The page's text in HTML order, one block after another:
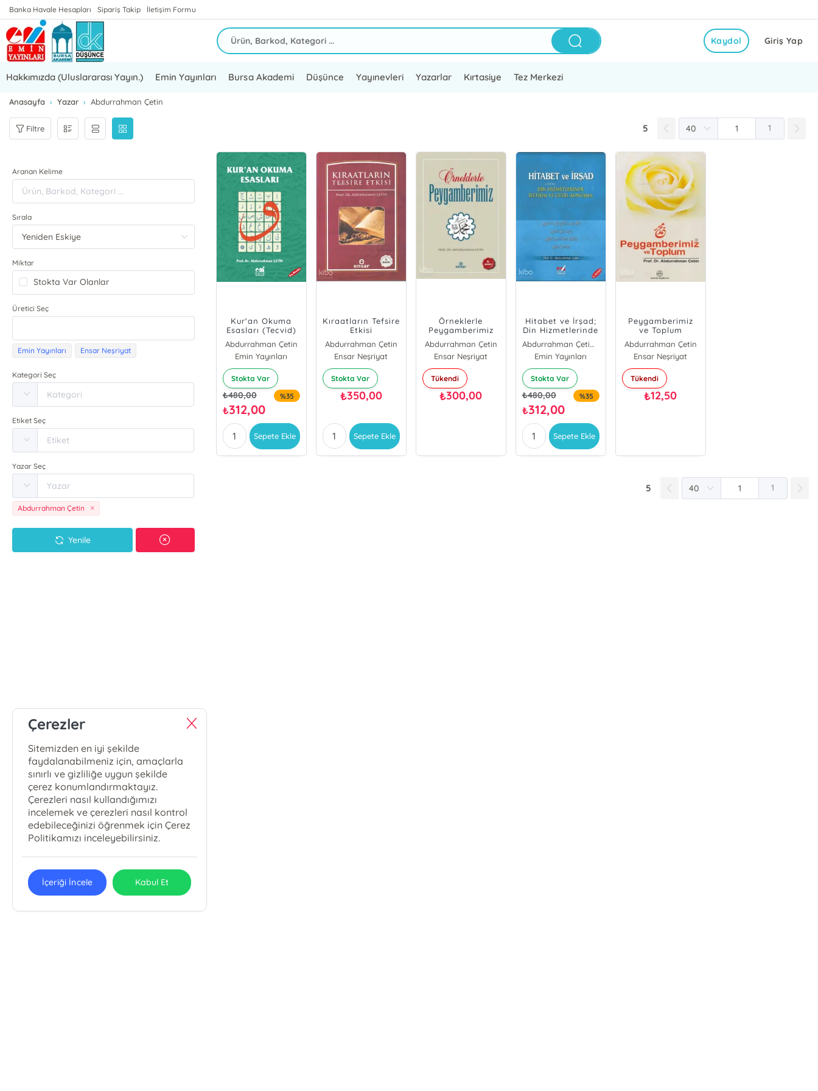
Banka Havale Hesapları Sipariş Takip İletişim Formu
Giriş Yap
Kaydol
Hakkımızda (Uluslararası Yayın.) Emin Yayınları Bursa Akademi Düşünce Yayınevleri Yazarlar Kırtasiye Tez Merkezi
Anasayfa Yazar Abdurrahman Çetin
Filtre 5 1
Aranan Kelime
Sırala
Miktar
Stokta Var Olanlar
Üretici Seç
Emin Yayınları Ensar Neşriyat
Kategori Seç
Etiket Seç
Yazar Seç
Abdurrahman Çetin
Yenile
Kur'an Okuma
Esasları (Tecvid)
Abdurrahman Çetin
Emin Yayınları
Stokta Var
₺480,00
₺312,00
%35
Sepete Ekle
Kıraatların Tefsire
Etkisi
Abdurrahman Çetin
Ensar Neşriyat
Stokta Var
₺350,00
Sepete Ekle
Örneklerle
Peygamberimiz
Abdurrahman Çetin
Ensar Neşriyat
Tükendi
₺300,00
Hitabet ve İrşad;
Din Hizmetlerinde
İletişim ve Güzel
Konuşma
Abdurrahman Çetin (İlahiyatçı)
Abdurrahman Çetin
Emin Yayınları
Stokta Var
₺480,00
₺312,00
%35
Sepete Ekle
Peygamberimiz
ve Toplum
Abdurrahman Çetin
Ensar Neşriyat
Tükendi
₺12,50
5 1
Çerezler
Sitemizden en iyi şekilde
faydalanabilmeniz için, amaçlarla
sınırlı ve gizliliğe uygun şekilde
çerez konumlandırmaktayız.
Çerezleri nasıl kullandığımızı
incelemek ve çerezleri nasıl kontrol
edebileceğinizi öğrenmek için Çerez
Politikamızı inceleyebilirsiniz.
İçeriği İncele Kabul Et